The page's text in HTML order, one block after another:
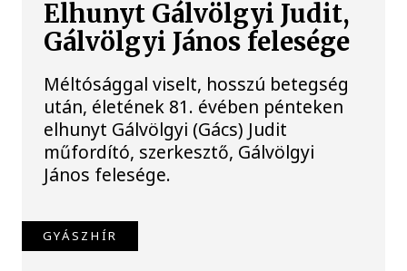
Elhunyt Gálvölgyi Judit,
Gálvölgyi János felesége
Méltósággal viselt, hosszú betegség
után, életének 81. évében pénteken
elhunyt Gálvölgyi (Gács) Judit
műfordító, szerkesztő, Gálvölgyi
János felesége.
GYÁSZHÍR